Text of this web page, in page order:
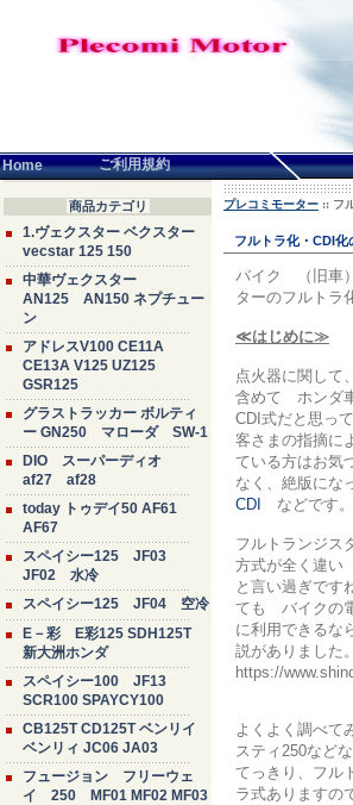
Home ご利用規約
商品カテゴリ
1.ヴェクスター ベクスター
vecstar 125 150
中華ヴェクスター
AN125 AN150 ネプチュー
ン
アドレスV100 CE11A
CE13A V125 UZ125
GSR125
グラストラッカー ボルティ
ー GN250 マローダ SW-1
DIO スーパーディオ
af27 af28
today トゥデイ50 AF61
AF67
スペイシー125 JF03
JF02 水冷
スペイシー125 JF04 空冷
E－彩 E彩125 SDH125T
新大洲ホンダ
スペイシー100 JF13
SCR100 SPAYCY100
CB125T CD125T ベンリイ
ベンリィ JC06 JA03
フュージョン フリーウェ
イ 250 MF01 MF02 MF03
プレコミモーター :: フ
フルトラ化・CDI化
バイク （旧
ターのフルトラ
≪はじめに≫
点火器に関して
含めて ホンダ
CDI式だと思っ
客さまの指摘に
ている方はお気
なく、絶版にな
CDI
などです
フルトランジス
方式が全く違い
と言い過ぎです
ても バイクの
に利用できるな
説がありました
https://
よくよく調べて
スティ250など
てっきり、フル
ラ式ありますの